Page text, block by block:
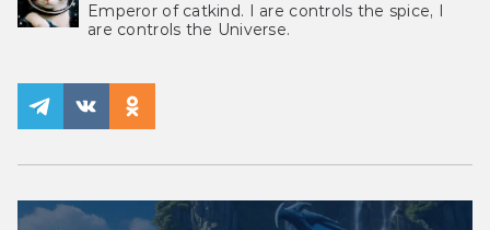
Emperor of catkind. I are controls the spice, I
are controls the Universe.